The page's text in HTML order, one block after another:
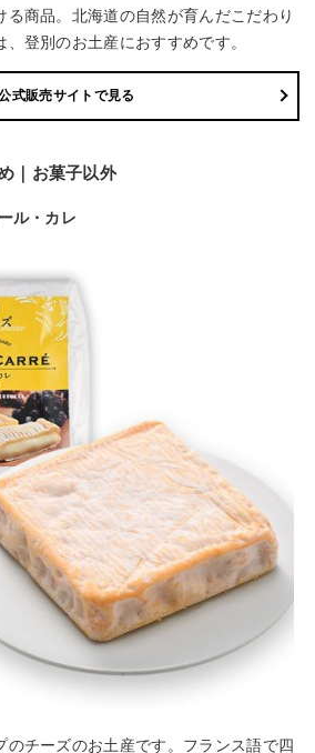
る商品。北海道の自然が育んだこだわり
登別のお土産におすすめです。
式販売サイトで見る
｜お菓子以外
ル・カレ
のチーズのお土産です。フランス語で四